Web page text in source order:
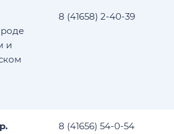
и
8 (41658) 2-40-39
8 (41656) 54-0-54